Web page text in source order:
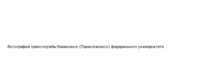
Фотографии пресс-службы Казанского (Приволжского) федерального университета